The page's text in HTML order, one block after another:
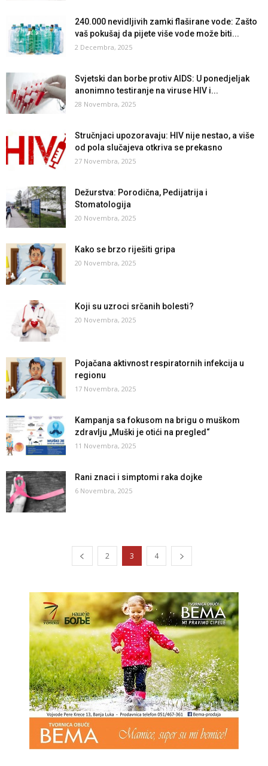
240.000 nevidljivih zamki flaširane vode:​ Zašto
vaš pokušaj da pijete više vode može biti...
2 Decembra, 2025
Svjetski dan borbe protiv AIDS: U ponedjeljak
anonimno testiranje na viruse HIV i...
28 Novembra, 2025
Stručnjaci upozoravaju: HIV nije nestao, a više
od pola slučajeva otkriva se prekasno
27 Novembra, 2025
Dežurstva: Porodična, Pedijatrija i
Stomatologija
20 Novembra, 2025
Kako se brzo riješiti gripa
20 Novembra, 2025
Koji su uzroci srčanih bolesti?
20 Novembra, 2025
Pojačana aktivnost respiratornih infekcija u
regionu
17 Novembra, 2025
Kampanja sa fokusom na brigu o muškom
zdravlju „Muški je otići na pregled“
11 Novembra, 2025
Rani znaci i simptomi raka dojke
6 Novembra, 2025
2 3 4